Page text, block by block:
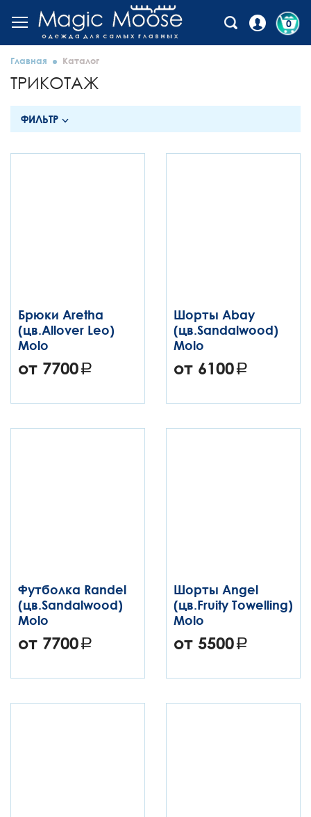
0
Главная Каталог
ТРИКОТАЖ
ФИЛЬТР
Брюки Aretha
(цв.Allover Leo)
Molo
от 7700
Шорты Abay
(цв.Sandalwood)
Molo
от 6100
Футболка Randel
(цв.Sandalwood)
Molo
от 7700
Шорты Angel
(цв.Fruity Towelling)
Molo
от 5500